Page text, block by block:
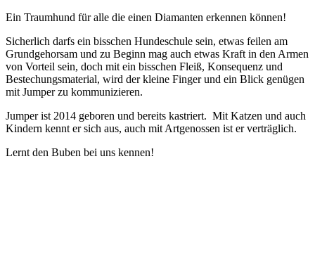
Ein Traumhund für alle die einen Diamanten erkennen können!
Sicherlich darfs ein bisschen Hundeschule sein, etwas feilen am
Grundgehorsam und zu Beginn mag auch etwas Kraft in den Armen
von Vorteil sein, doch mit ein bisschen Fleiß, Konsequenz und
Bestechungsmaterial, wird der kleine Finger und ein Blick genügen
mit Jumper zu kommunizieren.
Jumper ist 2014 geboren und bereits kastriert. Mit Katzen und auch
Kindern kennt er sich aus, auch mit Artgenossen ist er verträglich.
Lernt den Buben bei uns kennen!